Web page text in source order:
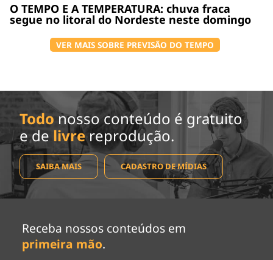
O TEMPO E A TEMPERATURA: chuva fraca
segue no litoral do Nordeste neste domingo
VER MAIS SOBRE PREVISÃO DO TEMPO
Todo nosso conteúdo é gratuito
e de livrereprodução.
SAIBA MAIS CADASTRO DE MÍDIAS
Receba nossos conteúdos em
primeira mão.